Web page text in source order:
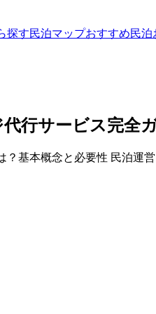
探す民泊マップおすすめ民泊
行サービス完全
？基本概念と必要性 民泊運